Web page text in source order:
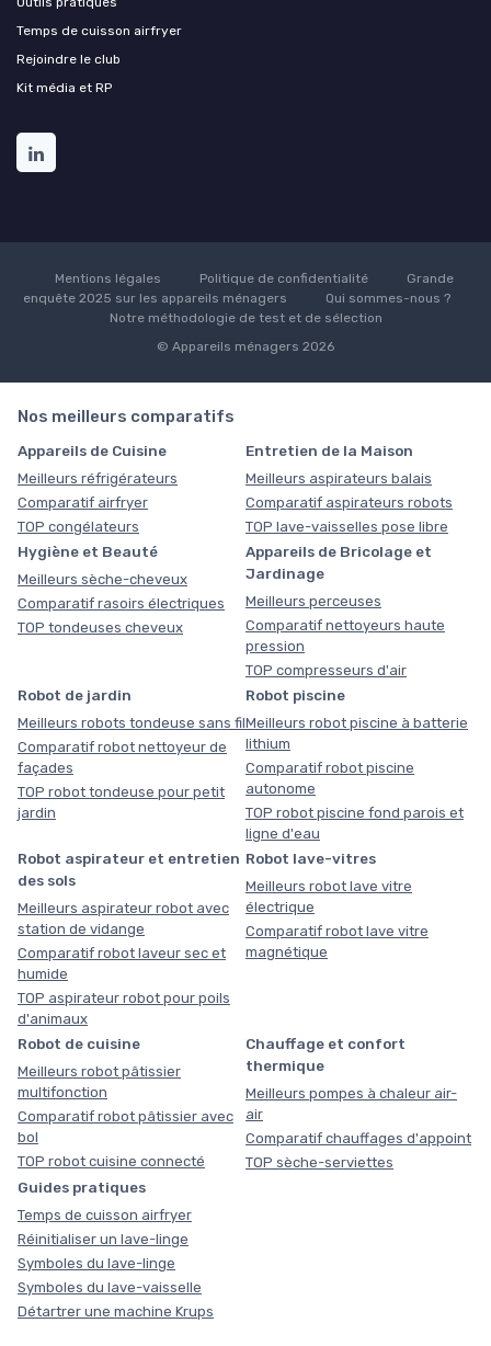
Temps de cuisson airfryer
Rejoindre le club
Kit média et RP
Mentions légales Politique de confidentialité
Grande
enquête 2025 sur les appareils ménagers
Qui sommes-nous ?
Notre méthodologie de test et de sélection
© Appareils ménagers 2026
Nos meilleurs comparatifs
Appareils de Cuisine
Meilleurs réfrigérateurs
Comparatif airfryer
TOP congélateurs
Entretien de la Maison
Meilleurs aspirateurs balais
Comparatif aspirateurs robots
TOP lave-vaisselles pose libre
Hygiène et Beauté
Meilleurs sèche-cheveux
Comparatif rasoirs électriques
TOP tondeuses cheveux
Appareils de Bricolage et
Jardinage
Meilleurs perceuses
Comparatif nettoyeurs haute
pression
TOP compresseurs d'air
Robot de jardin
Meilleurs robots tondeuse sans fil
Comparatif robot nettoyeur de
façades
TOP robot tondeuse pour petit
jardin
Robot piscine
Meilleurs robot piscine à batterie
lithium
Comparatif robot piscine
autonome
TOP robot piscine fond parois et
ligne d'eau
Robot aspirateur et entretien
des sols
Meilleurs aspirateur robot avec
station de vidange
Comparatif robot laveur sec et
humide
TOP aspirateur robot pour poils
d'animaux
Robot lave-vitres
Meilleurs robot lave vitre
électrique
Comparatif robot lave vitre
magnétique
Robot de cuisine
Meilleurs robot pâtissier
multifonction
Comparatif robot pâtissier avec
bol
TOP robot cuisine connecté
Chauffage et confort
thermique
Meilleurs pompes à chaleur air-
air
Comparatif chauffages d'appoint
TOP sèche-serviettes
Guides pratiques
Temps de cuisson airfryer
Réinitialiser un lave-linge
Symboles du lave-linge
Symboles du lave-vaisselle
Détartrer une machine Krups